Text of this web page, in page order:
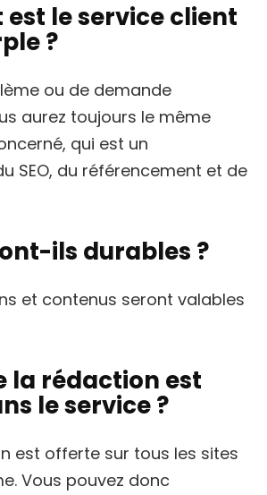
le service client
?
ou de demande
aurez toujours le même
qui est un
SEO, du référencement et de
ils durables ?
et contenus seront valables
la rédaction est
le service ?
est offerte sur tous les sites
Vous pouvez donc